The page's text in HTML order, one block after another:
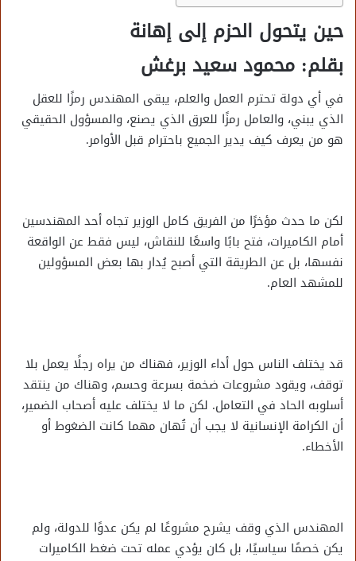
حين يتحول الحزم إلى إهانة
بقلم: محمود سعيد برغش
في أي دولة تحترم العمل والعلم، يبقى المهندس رمزًا للعقل
الذي يبني، والعامل رمزًا للعرق الذي يصنع، والمسؤول الحقيقي
هو من يعرف كيف يدير الجميع باحترام قبل الأوامر.
لكن ما حدث مؤخرًا من الفريق كامل الوزير تجاه أحد المهندسين
أمام الكاميرات، فتح بابًا واسعًا للنقاش، ليس فقط عن الواقعة
نفسها، بل عن الطريقة التي أصبح يُدار بها بعض المسؤولين
للمشهد العام.
قد يختلف الناس حول أداء الوزير، فهناك من يراه رجلًا يعمل بلا
توقف، ويقود مشروعات ضخمة بسرعة وحسم، وهناك من ينتقد
أسلوبه الحاد في التعامل. لكن ما لا يختلف عليه أصحاب الضمير،
أن الكرامة الإنسانية لا يجب أن تُهان مهما كانت الضغوط أو
الأخطاء.
المهندس الذي وقف يشرح مشروعًا لم يكن عدوًا للدولة، ولم
يكن خصمًا سياسيًا، بل كان يؤدي عمله تحت ضغط الكاميرات